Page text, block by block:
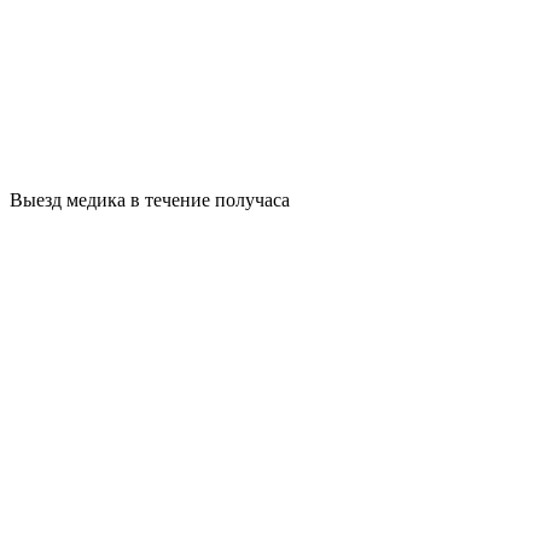
Выезд медика в течение получаса